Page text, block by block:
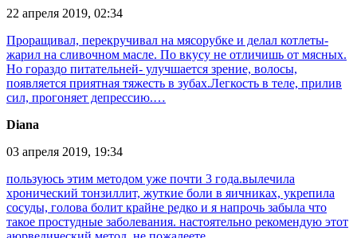
22 апреля 2019, 02:34
Проращивал, перекручивал на мясорубке и делал котлеты-
жарил на сливочном масле. По вкусу не отличишь от мясных.
Но гораздо питательней- улучшается зрение, волосы,
появляется приятная тяжесть в зубах.Легкость в теле, прилив
сил, прогоняет депрессию.…
Diana
03 апреля 2019, 19:34
пользуюсь этим методом уже почти 3 года.вылечила
хронический тонзиллит, жуткие боли в яичниках, укрепила
сосуды, голова болит крайне редко и я напрочь забыла что
такое простудные заболевания. настоятельно рекомендую этот